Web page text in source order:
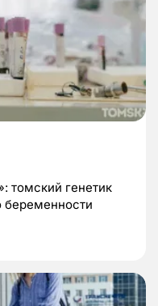
томский генетик
беременности